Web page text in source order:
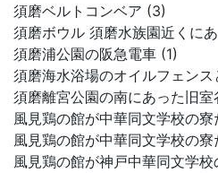
須磨ベルトコンベア (3)
須磨ボウル 須磨水族園近くに
須磨浦公園の阪急電車 (1)
須磨海水浴場のオイルフェンス
須磨離宮公園の南にあった旧室
風見鶏の館が中華同文学校の
風見鶏の館が中華同文学校の
風見鶏の館が神戸中華同文学